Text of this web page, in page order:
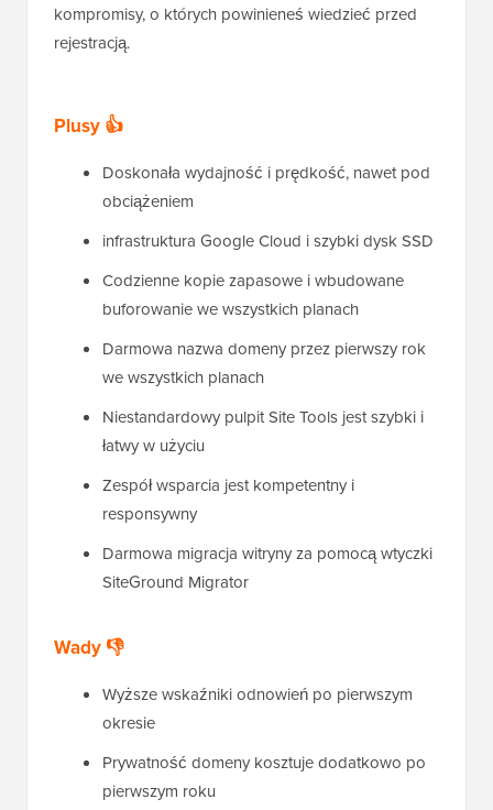
kompromisy, o których powinieneś wiedzieć przed
rejestracją.
Plusy 👍
Doskonała wydajność i prędkość, nawet pod
obciążeniem
infrastruktura Google Cloud i szybki dysk SSD
Codzienne kopie zapasowe i wbudowane
buforowanie we wszystkich planach
Darmowa nazwa domeny przez pierwszy rok
we wszystkich planach
Niestandardowy pulpit Site Tools jest szybki i
łatwy w użyciu
Zespół wsparcia jest kompetentny i
responsywny
Darmowa migracja witryny za pomocą wtyczki
SiteGround Migrator
Wady 👎
Wyższe wskaźniki odnowień po pierwszym
okresie
Prywatność domeny kosztuje dodatkowo po
pierwszym roku